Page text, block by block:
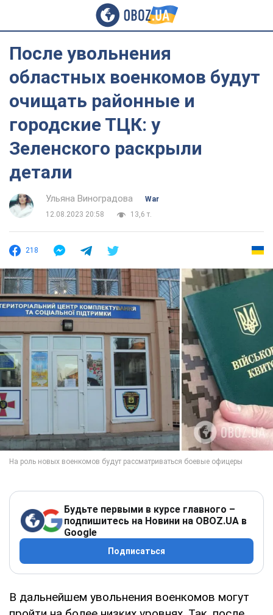
После увольнения
областных военкомов будут
очищать районные и
городские ТЦК: у
Зеленского раскрыли
детали
Ульяна Виноградова
War
12.08.2023 20:58
13,6 т.
218
Будьте первыми в курсе главного –
подпишитесь на Новини на OBOZ.UA в
Google
Подписаться
В дальнейшем увольнения военкомов могут